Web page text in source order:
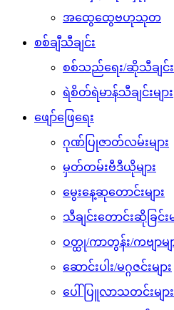
အထွေထွေဗဟုသုတ
စစ်ချီသီချင်း
စစ်သည်ရေး/ဆိုသီချင်းမ
ရဲစိတ်ရဲမာန်သီချင်းများ
ဖျော်ဖြေရေး
ဂုဏ်ပြုဇာတ်လမ်းများ
မှတ်တမ်းဗီဒီယိုများ
မွေးနေ့ဆုတောင်းများ
သီချင်းတောင်းဆိုခြင်းမ
ဝတ္ထု/ကာတွန်း/ကဗျာမျ
ဆောင်းပါး/မဂ္ဂဇင်းများ
ပေါ်ပြူလာသတင်းများ